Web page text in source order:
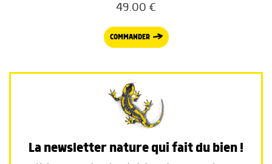
49.00 €
COMMANDER
La newsletter nature qui fait du bien !